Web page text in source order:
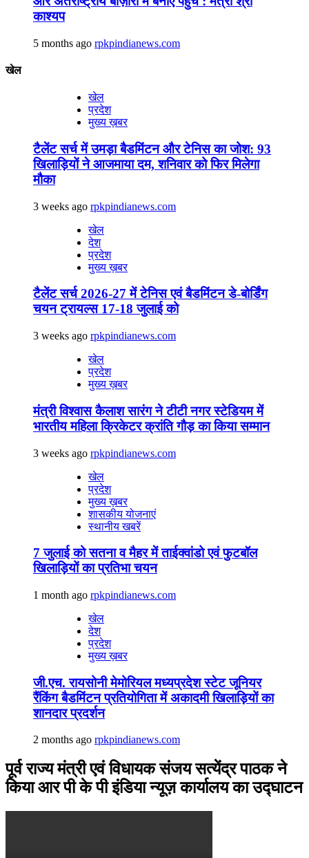
काश्यप
5 months ago rpkpindianews.com
खेल
खेल
प्रदेश
मुख्य ख़बर
टैलेंट सर्च में उमड़ा बैडमिंटन और टेनिस का जोश: 93
खिलाड़ियों ने आजमाया दम, शनिवार को फिर मिलेगा
मौका
3 weeks ago rpkpindianews.com
खेल
देश
प्रदेश
मुख्य ख़बर
टैलेंट सर्च 2026-27 में टेनिस एवं बैडमिंटन डे-बोर्डिंग
चयन ट्रायल्स 17-18 जुलाई को
3 weeks ago rpkpindianews.com
खेल
प्रदेश
मुख्य ख़बर
मंत्री विश्वास कैलाश सारंग ने टीटी नगर स्टेडियम में
भारतीय महिला क्रिकेटर क्रांति गौड़ का किया सम्मान
3 weeks ago rpkpindianews.com
खेल
प्रदेश
मुख्य ख़बर
शासकीय योजनाएं
स्थानीय खबरें
7 जुलाई को सतना व मैहर में ताईक्वांडो एवं फुटबॉल
खिलाड़ियों का प्रतिभा चयन
1 month ago rpkpindianews.com
खेल
देश
प्रदेश
मुख्य ख़बर
जी.एच. रायसोनी मेमोरियल मध्यप्रदेश स्टेट जूनियर
रैंकिंग बैडमिंटन प्रतियोगिता में अकादमी खिलाड़ियों का
शानदार प्रदर्शन
2 months ago rpkpindianews.com
पूर्व राज्य मंत्री एवं विधायक संजय सत्येंद्र पाठक ने
किया आर पी के पी इंडिया न्यूज़ कार्यालय का उद्घाटन